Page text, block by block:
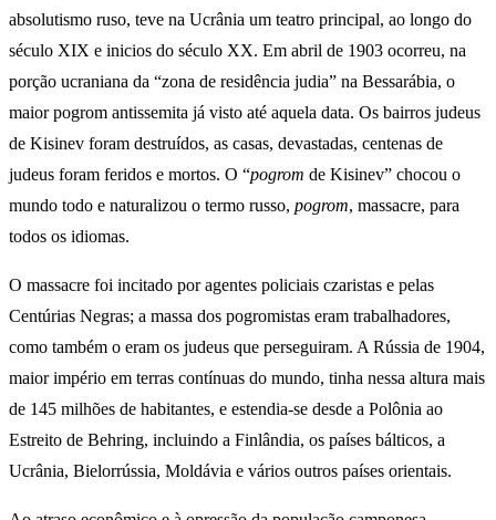
absolutismo ruso, teve na Ucrânia um teatro principal, ao longo do
século XIX e inicios do século XX. Em abril de 1903 ocorreu, na
porção ucraniana da “zona de residência judia” na Bessarábia, o
maior pogrom antissemita já visto até aquela data. Os bairros judeus
de Kisinev foram destruídos, as casas, devastadas, centenas de
judeus foram feridos e mortos. O “pogrom de Kisinev” chocou o
mundo todo e naturalizou o termo russo, pogrom, massacre, para
todos os idiomas.
O massacre foi incitado por agentes policiais czaristas e pelas
Centúrias Negras; a massa dos pogromistas eram trabalhadores,
como também o eram os judeus que perseguiram. A Rússia de 1904,
maior império em terras contínuas do mundo, tinha nessa altura mais
de 145 milhões de habitantes, e estendia-se desde a Polônia ao
Estreito de Behring, incluindo a Finlândia, os países bálticos, a
Ucrânia, Bielorrússia, Moldávia e vários outros países orientais.